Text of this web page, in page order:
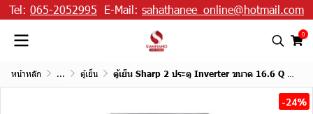
Tel: 065-2052995 E-Mail: sahathanee_online@hotmail.com
0
หน้าหลัก ... ตู้เย็น ตู้เย็น Sharp 2 ประตู Inverter ขนาด 16.6 Q รุ่น SJ-XP500TP มี 2 สี
-24%